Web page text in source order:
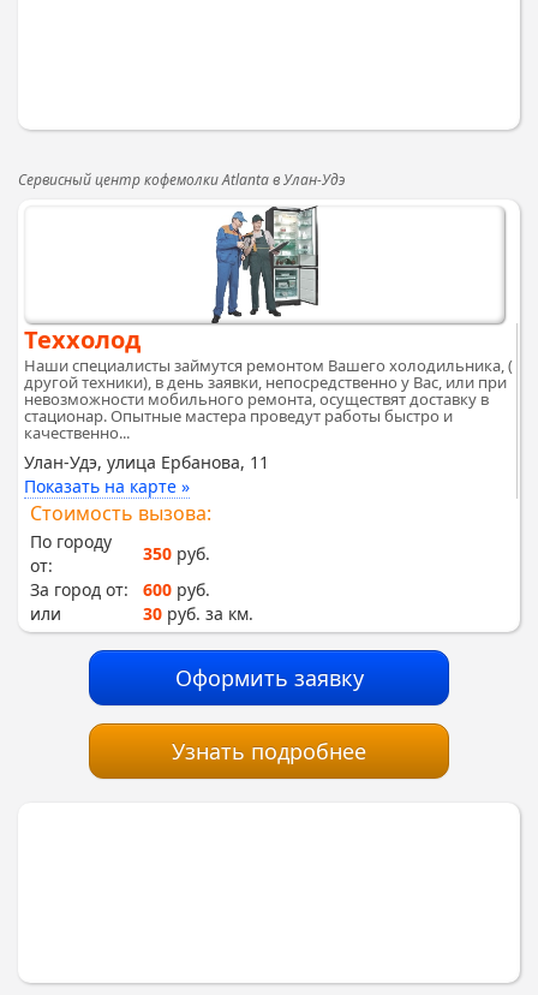
Сервисный центр кофемолки Atlanta в Улан-Удэ
Теххолод
Наши специалисты займутся ремонтом Вашего холодильника, (
другой техники), в день заявки, непосредственно у Вас, или при
невозможности мобильного ремонта, осуществят доставку в
стационар. Опытные мастера проведут работы быстро и
качественно...
Улан-Удэ, улица Ербанова, 11
Показать на карте »
Стоимость вызова:
По городу
от:
350 руб.
За город от:
600 руб.
или
30 руб. за км.
Оформить заявку
Узнать подробнее